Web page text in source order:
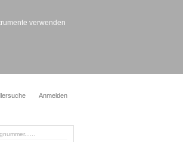
verwenden
Anmelden